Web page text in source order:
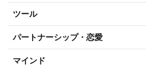
ツール
パートナーシップ・恋愛
マインド